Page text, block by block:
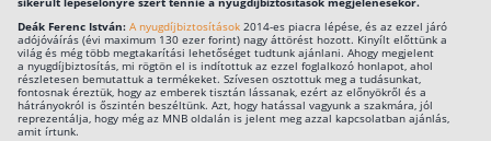
Vegyes életbiztosítás
Befektetési egységekhez kötött életbiztosítás
Egészségbiztosítás
Deák Ferenc István: A nyugdíjbiztosítások 2014-es piacra lépése, és az ezzel járó
adójóváírás (évi maximum 130 ezer forint) nagy áttörést hozott. Kinyílt előttünk a
világ és még több megtakarítási lehetőséget tudtunk ajánlani. Ahogy megjelent
a nyugdíjbiztosítás, mi rögtön el is indítottuk az ezzel foglalkozó honlapot, ahol
részletesen bemutattuk a termékeket. Szívesen osztottuk meg a tudásunkat,
fontosnak éreztük, hogy az emberek tisztán lássanak, ezért az előnyökről és a
hátrányokról is őszintén beszéltünk. Azt, hogy hatással vagyunk a szakmára, jól
reprezentálja, hogy még az MNB oldalán is jelent meg azzal kapcsolatban ajánlás,
amit írtunk.